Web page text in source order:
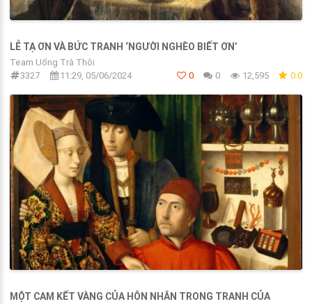
LỄ TẠ ƠN VÀ BỨC TRANH ‘NGƯỜI NGHÈO BIẾT ƠN’
Team Uống Trà Thôi
3327
11:29, 05/06/2024 0 0 12,595 0.0
MỘT CAM KẾT VÀNG CỦA HÔN NHÂN TRONG TRANH CỦA